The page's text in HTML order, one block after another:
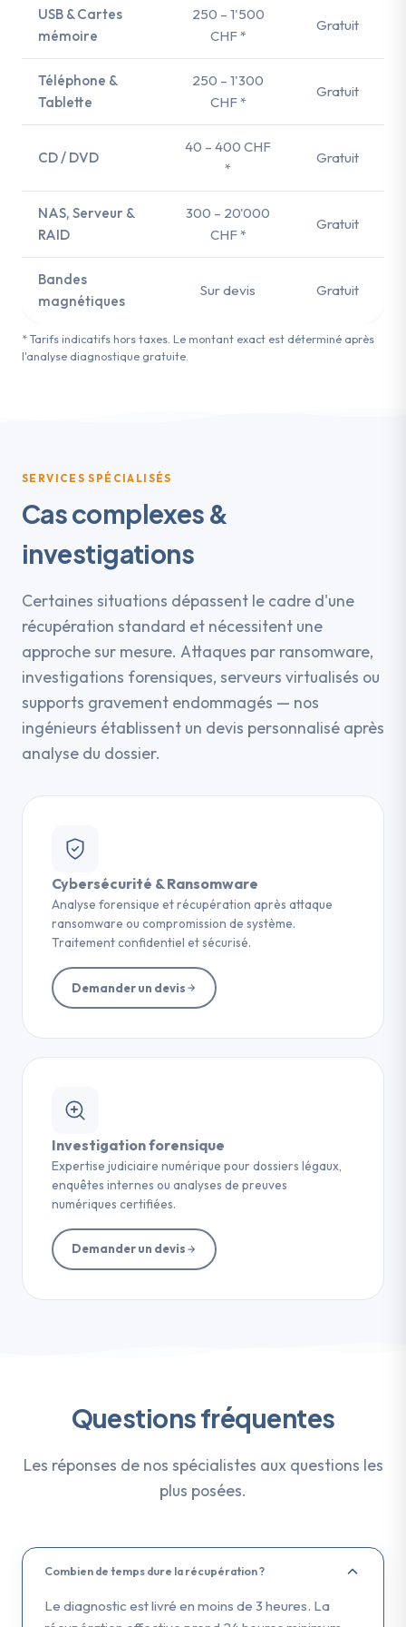
USB & Cartes
mémoire
250 – 1'500
CHF *
Gratuit
Téléphone &
Tablette
250 – 1'300
CHF *
Gratuit
CD / DVD
40 – 400 CHF
*
Gratuit
NAS, Serveur &
RAID
300 – 20'000
CHF *
Gratuit
Bandes
magnétiques
Sur devis Gratuit
* Tarifs indicatifs hors taxes. Le montant exact est déterminé après
l'analyse diagnostique gratuite.
SERVICES SPÉCIALISÉS
Cas complexes &
investigations
Certaines situations dépassent le cadre d'une
récupération standard et nécessitent une
approche sur mesure. Attaques par ransomware,
investigations forensiques, serveurs virtualisés ou
supports gravement endommagés — nos
ingénieurs établissent un devis personnalisé après
analyse du dossier.
Cybersécurité & Ransomware
Analyse forensique et récupération après attaque
ransomware ou compromission de système.
Traitement confidentiel et sécurisé.
Demander un devis
Investigation forensique
Expertise judiciaire numérique pour dossiers légaux,
enquêtes internes ou analyses de preuves
numériques certifiées.
Demander un devis
Questions fréquentes
Les réponses de nos spécialistes aux questions les
plus posées.
Combien de temps dure la récupération ?
Le diagnostic est livré en moins de 3 heures. La